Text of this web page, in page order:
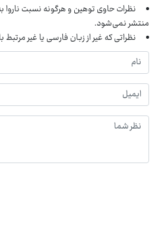
نظرات حاوی توهین و هرگونه نسبت
منتشر نمی‌شود.
نظراتی که غیر از زبان فارسی یا غیر